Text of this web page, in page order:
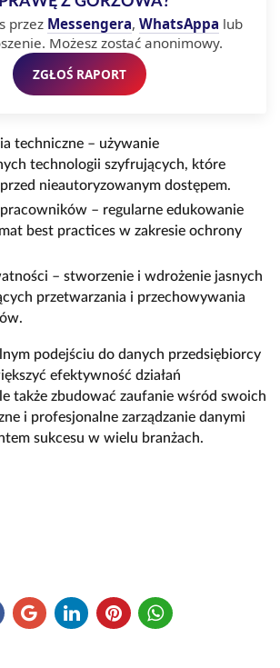
przez Messengera, WhatsAppa lub
Możesz zostać anonimowy.
ZGŁOŚ RAPORT
techniczne – używanie
technologii szyfrujących, które
nieautoryzowanym dostępem.
– regularne edukowanie
best practices w zakresie ochrony
– stworzenie i wdrożenie jasnych
przetwarzania i przechowywania
podejściu do danych przedsiębiorcy
efektywność działań
także zbudować zaufanie wśród swoich
i profesjonalne zarządzanie danymi
sukcesu w wielu branżach.